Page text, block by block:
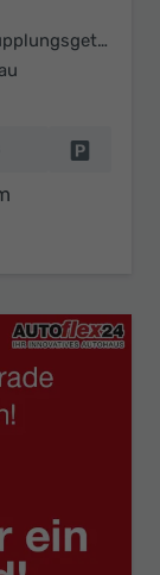
Doppelkupplungsgetriebe (DSG)